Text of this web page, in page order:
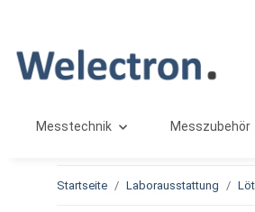
Messtechnik Messzubehör
Startseite Laborausstattung